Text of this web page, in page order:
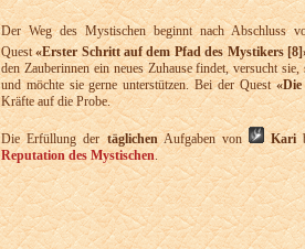
Der Weg des Mystischen beginnt nach Abschluss
Quest«Erster Schritt auf dem Pfad des Mystikers
den Zauberinnen ein neues Zuhause findet, versucht
und möchte sie gerne unterstützen. Bei der Quest
Kräfte auf die Probe.
Die Erfüllung dertäglichenAufgaben von Kari
Reputation des Mystischen.